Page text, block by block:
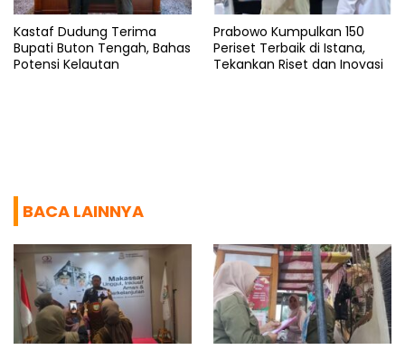
Kastaf Dudung Terima
Bupati Buton Tengah, Bahas
Potensi Kelautan
Prabowo Kumpulkan 150
Periset Terbaik di Istana,
Tekankan Riset dan Inovasi
BACA LAINNYA